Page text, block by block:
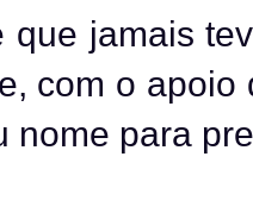
que jamais
com o
nome para